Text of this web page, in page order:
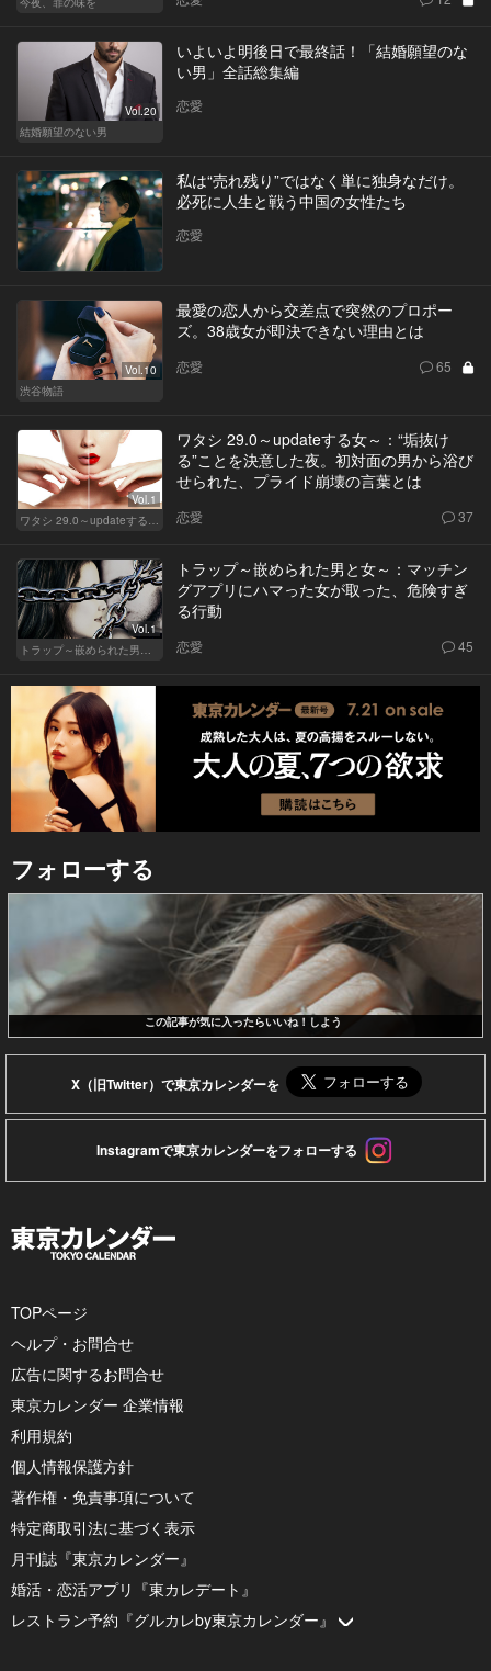
Vol.20
結婚願望のない男
いよいよ明後日で最終話！「結婚願望のな
い男」全話総集編
恋愛
私は“売れ残り”ではなく単に独身なだけ。
必死に人生と戦う中国の女性たち
恋愛
Vol.10
渋谷物語
最愛の恋人から交差点で突然のプロポー
ズ。38歳女が即決できない理由とは
恋愛 65
Vol.1
ワタシ 29.0～updateする女～：“垢抜け
る”ことを決意した夜。初対面の男から浴び
せられた、プライド崩壊の言葉とは
恋愛 37
Vol.1
トラップ～嵌められた男と女～：マッチン
グアプリにハマった女が取った、危険すぎ
る行動
恋愛 45
フォローする
この記事が気に入ったらいいね！しよう
X（旧Twitter）で東京カレンダーを
Instagramで東京カレンダーをフォローする
TOPページ
ヘルプ・お問合せ
広告に関するお問合せ
東京カレンダー 企業情報
利用規約
個人情報保護方針
著作権・免責事項について
特定商取引法に基づく表示
月刊誌『東京カレンダー』
婚活・恋活アプリ『東カレデート』
レストラン予約『グルカレby東京カレンダー』